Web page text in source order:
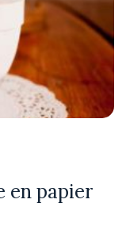
en papier